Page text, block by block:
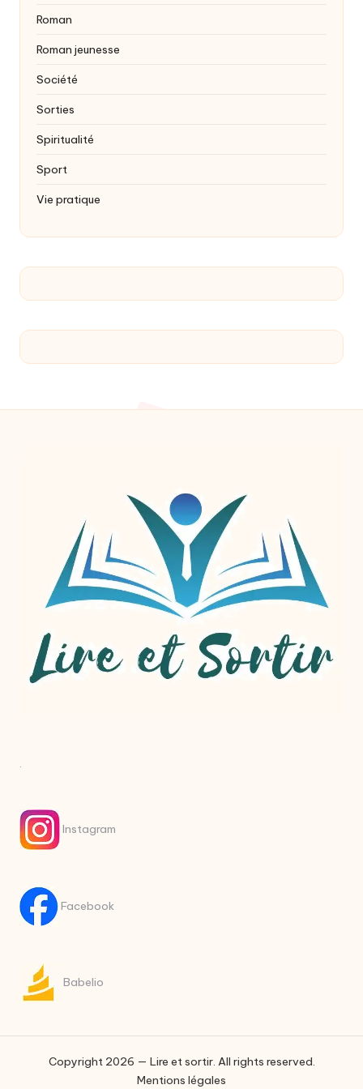
Roman
Roman jeunesse
Société
Sorties
Spiritualité
Sport
Vie pratique
.
Instagram
Facebook
Babelio
Copyright 2026 — Lire et sortir. All rights reserved.
Mentions légales